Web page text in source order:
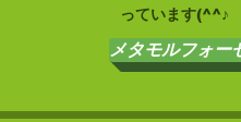
っています(^^♪
メタモルフォー